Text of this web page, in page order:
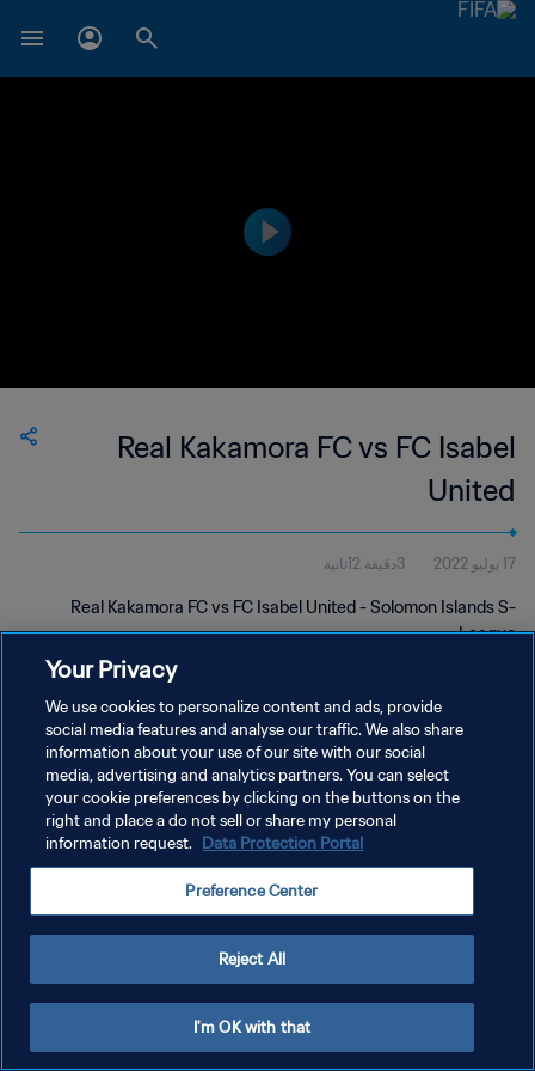
Real Kakamora FC vs FC Isabel
United
17 يوليو 2022 3دقيقة 12ثانية
Real Kakamora FC vs FC Isabel United - Solomon Islands S-
League
سياسة الخصوصية
إدارة تفضيلات ملفات تعريف الارتباط
Your Privacy
We use cookies to personalize content and ads, provide
social media features and analyse our traffic. We also share
information about your use of our site with our social
media, advertising and analytics partners. You can select
your cookie preferences by clicking on the buttons on the
right and place a do not sell or share my personal
information request. Data Protection Portal
Preference Center
Reject All
I'm OK with that